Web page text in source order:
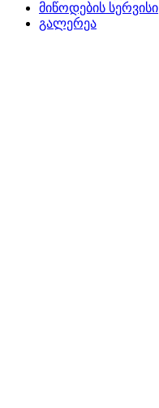
მიწოდების სერვისი
გალერეა